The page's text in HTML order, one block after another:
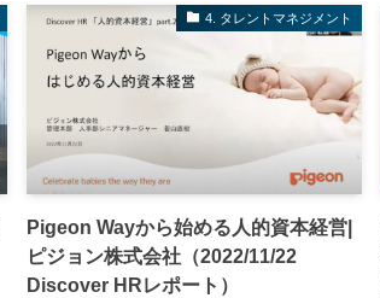
4. タレントマネジメント
Pigeon Wayから始める人的資本経営|
ピジョン株式会社（2022/11/22
Discover HRレポート）